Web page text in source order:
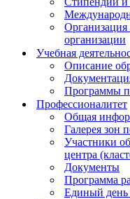
Организация
организации
Учебная
Описание
Программы
Профессионалитет
Общая
Галерея зон
Участники
центра
Документы
Программа
Единый день